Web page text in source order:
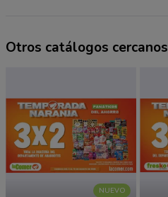
Otros catálogos cercanos
NUEVO